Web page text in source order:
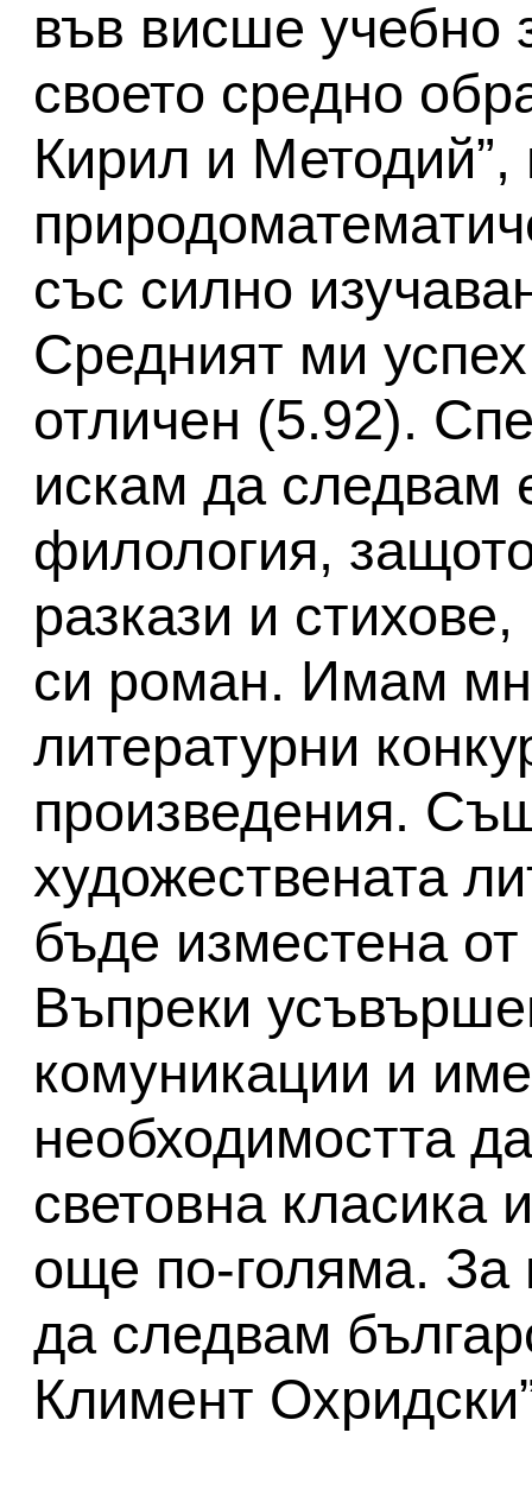
във висше учебно
своето средно
Кирил и Методий”,
със силно
Средният ми
отличен (5.92).
искам да следвам
филология,
разкази и
си роман. Имам
литературни
произведения.
художествената
бъде изместена
Въпреки
комуникации и
необходимостта
световна класика
още по-голяма.
да следвам
Климент